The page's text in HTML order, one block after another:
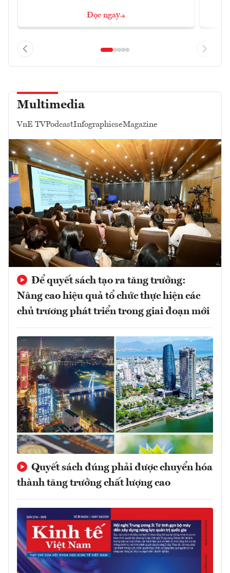
Đọc ngay
Multimedia
VnE TVPodcastInfographicseMagazine
Để quyết sách tạo ra tăng trưởng:
Nâng cao hiệu quả tổ chức thực hiện các
chủ trương phát triển trong giai đoạn mới
Quyết sách đúng phải được chuyển hóa
thành tăng trưởng chất lượng cao